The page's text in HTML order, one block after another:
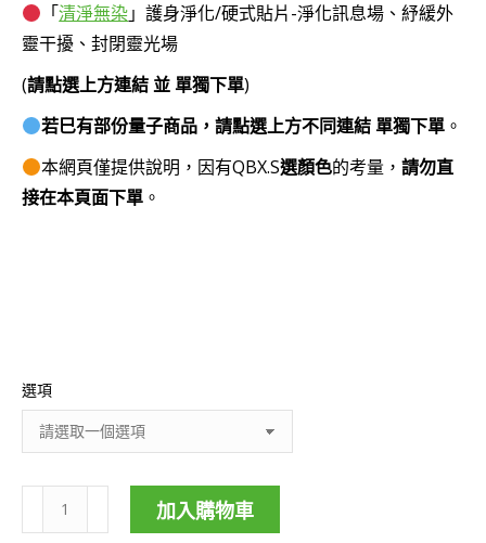
「清淨無染」護身淨化/硬式貼片-淨化訊息場、紓緩外
靈干擾、封閉靈光場
(請點選上方連結 並 單獨下單)
若巳有部份量子商品，請點選上方不同連結 單獨下單 。
本網頁僅提供說明，因有QBX.S選顏色的考量，請勿直
接在本頁面下單 。
選項
護
加入購物車